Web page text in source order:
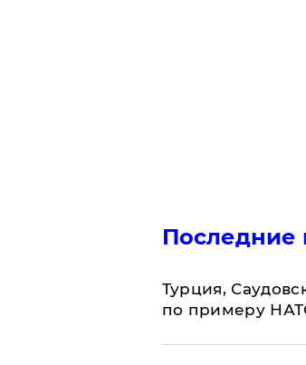
Последние
Турция,
по примеру